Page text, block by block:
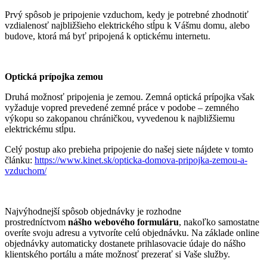
Prvý spôsob je pripojenie vzduchom, kedy je potrebné zhodnotiť
vzdialenosť najbližšieho elektrického stĺpu k Vášmu domu, alebo
budove, ktorá má byť pripojená k optickému internetu.
Optická prípojka zemou
Druhá možnosť pripojenia je zemou. Zemná optická prípojka však
vyžaduje vopred prevedené zemné práce v podobe – zemného
výkopu so zakopanou chráničkou, vyvedenou k najbližšiemu
elektrickému stĺpu.
Celý postup ako prebieha pripojenie do našej siete nájdete v tomto
článku: https://www.kinet.sk/opticka-domova-pripojka-zemou-a-
vzduchom/
Najvýhodnejší spôsob objednávky je rozhodne
prostredníctvom nášho webového formuláru, nakoľko samostatne
overíte svoju adresu a vytvoríte celú objednávku. Na základe online
objednávky automaticky dostanete prihlasovacie údaje do nášho
klientského portálu a máte možnosť prezerať si Vaše služby.